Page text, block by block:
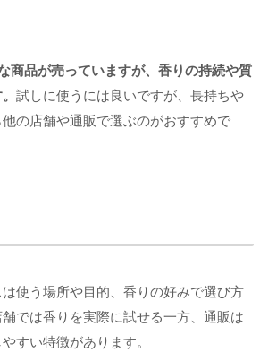
商品が売っていますが、香りの持続や質
試しに使うには良いですが、長持ちや
の店舗や通販で選ぶのがおすすめで
使う場所や目的、香りの好みで選び方
では香りを実際に試せる一方、通販は
すい特徴があります。